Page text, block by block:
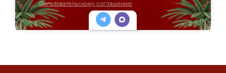
Пользовательскому соглашению